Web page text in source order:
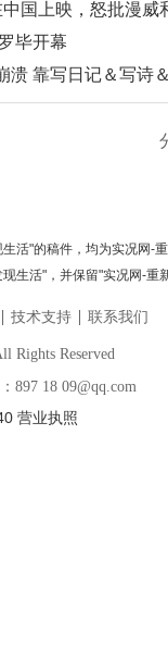
国上映，怒批漫威
毕开幕
溃 靠写日记＆写诗
活"的稿件，均为实况网-
生活"，并保留"实况网-重
技术支持 联系我们
Rights Reserved
897 18 09@qq.com
营业执照